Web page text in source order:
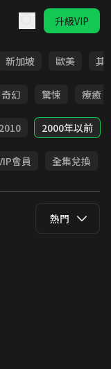
升級VIP
新加坡 歐美 其
奇幻 驚悚 療癒
2000年以前
會員 全集兌換
熱門